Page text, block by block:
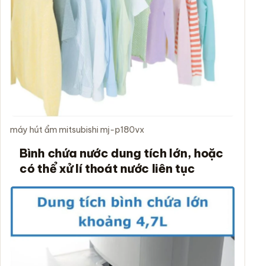
máy hút ẩm mitsubishi mj-p180vx
Bình chứa nước dung tích lớn, hoặc
có thể xử lí thoát nước liên tục